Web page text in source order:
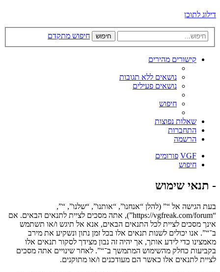
דילוג לתוכן
חיפוש חיפוש מתקדם
קישורים מהירים
נושאים ללא תגובות
נושאים פעילים
חיפוש
שאלות נפוצות
התחברות
הרשמה
VGF פורומים
חיפוש
- תנאי שימוש
בעת הגישה אל “” (להלן “אנחנו”, “אותנו”, “שלנו”, “”,
“https://vgfreak.com/forum”), אתה מסכים לציית לתנאים הבאים. אם
אינך מסכים לציית לכל התנאים הבאים, אנא אל תיגש ו/או תשתמש
ב־“”. אנו יכולים לשנות תנאים אלו בכל זמן נתון ונשקיע את מירב
מאמצינו כדי לידע אותך, אך יהיה זה נבון מצידך לסקור תנאים אלו
בקביעות כחלק מהשימוש המתמשך ב־“”. לאחר שינויים אתה מסכים
לציית לתנאים אלו כאשר הם מעודכנים ו/או מתוקנים.